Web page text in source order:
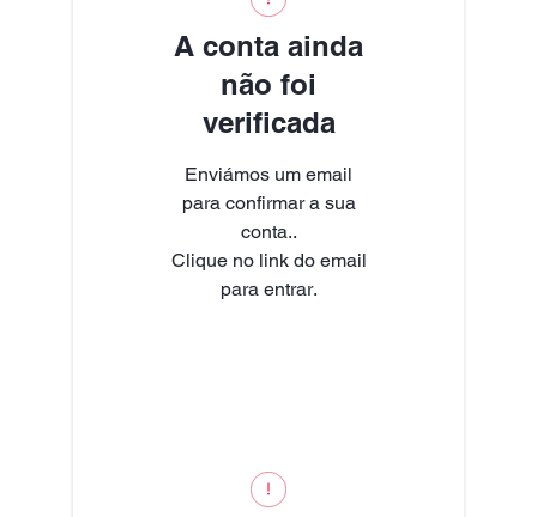
A conta ainda
não foi
verificada
Enviámos um email
para confirmar a sua
conta..
Clique no link do email
para entrar.